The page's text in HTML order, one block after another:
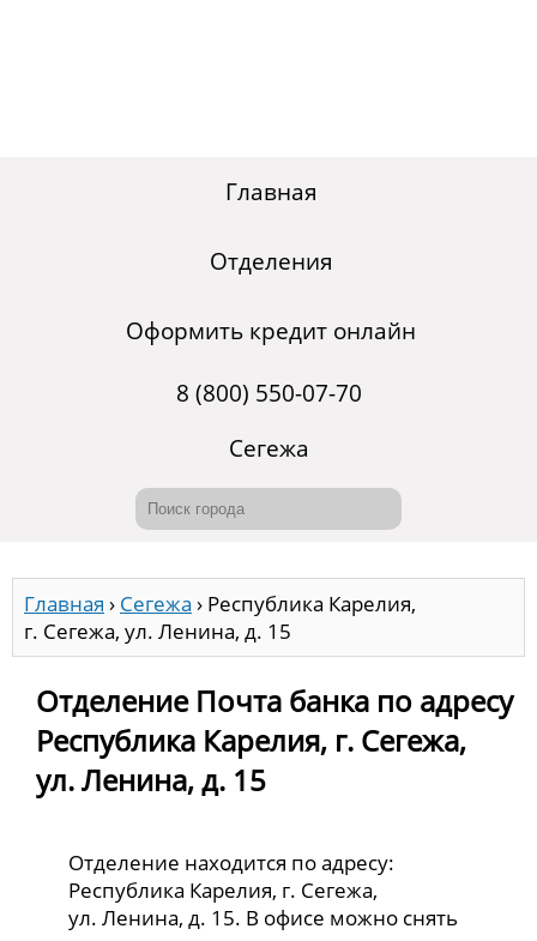
Главная
Отделения
Оформить кредит онлайн
8 (800) 550-07-70
Сегежа
Главная › Сегежа › Республика Карелия,
г. Сегежа, ул. Ленина, д. 15
Отделение Почта банка по адресу
Республика Карелия, г. Сегежа,
ул. Ленина, д. 15
Отделение находится по адресу:
Республика Карелия, г. Сегежа,
ул. Ленина, д. 15. В офисе можно снять